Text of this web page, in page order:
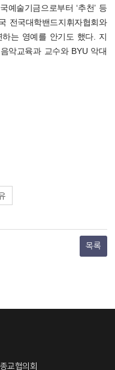
예술기금으로부터 ‘추천’ 등
전국대학밴드지휘자협회와
는 영예를 안기도 했다. 지
악교육과 교수와 BYU 악대
목록
교협의회